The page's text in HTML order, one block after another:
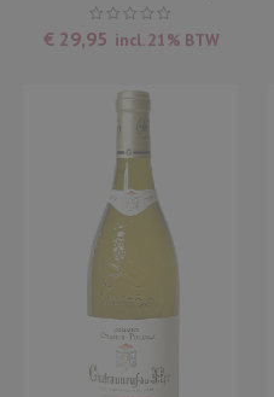
€ 29,95 incl. 21% BTW